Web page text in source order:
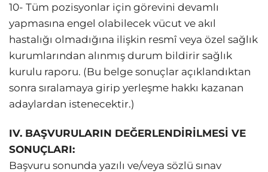
10- Tüm pozisyonlar için görevini devamlı
yapmasına engel olabilecek vücut ve akıl
hastalığı olmadığına ilişkin resmî veya özel sağlık
kurumlarından alınmış durum bildirir sağlık
kurulu raporu. (Bu belge sonuçlar açıklandıktan
sonra sıralamaya girip yerleşme hakkı kazanan
adaylardan istenecektir.)
IV. BAŞVURULARIN DEĞERLENDİRİLMESİ VE
SONUÇLARI:
Başvuru sonunda yazılı ve/veya sözlü sınav